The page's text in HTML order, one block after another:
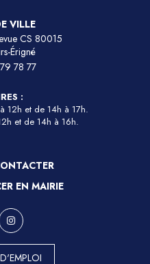
VILLE
CS 80015
Érigné
78 77
:
12h et de 14h à 17h.
et de 14h à 16h.
EN MAIRIE